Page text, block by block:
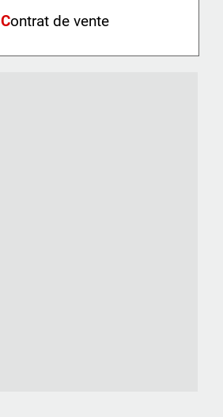
Contrat de vente